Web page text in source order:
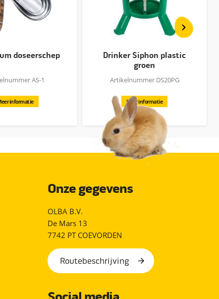
doseerschep
AS-1
informatie
Drinker Siphon plastic
groen
Artikelnummer DS20PG
Meer informatie
Onze gegevens
OLBA B.V.
De Mars 13
7742 PT COEVORDEN
Routebeschrijving